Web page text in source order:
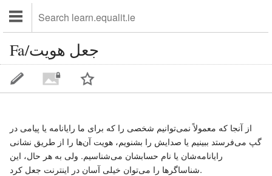
Fa/جعل هویت
از آنجا که معمولاً نمی‌توانیم شخصی را که برای ما رایانامه یا پیامی در
گپ می‌فرستد ببینیم یا صدایش را بشنویم، هویت آن‌ها را از طریق نشانی
رایانامه‌شان یا نام حسابشان می‌شناسیم. ولی به هر حال، این
شناساگرها را می‌توان خیلی آسان در اینترنت جعل کرد.